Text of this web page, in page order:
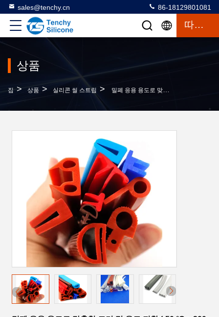
sales@tenchy.cn 86-18129801081
따옴표
상품
집 > 상품 > 실리콘 씰 스트립 > 밀폐 응용 용도로 맞춤형 크기 및 온도 저항 (-50 °C ~ 200 °C) 을 가진 방수 실리콘 고무 스트립